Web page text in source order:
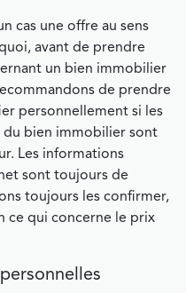
cas une offre au sens
avant de prendre
un bien immobilier
de prendre
personnellement si les
bien immobilier sont
Les informations
sont toujours de
toujours les confirmer,
ce qui concerne le prix